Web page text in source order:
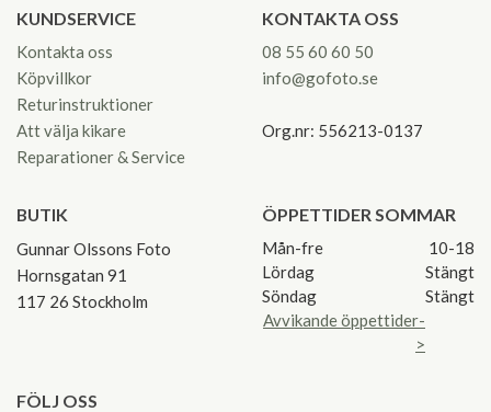
KUNDSERVICE
Kontakta oss
Köpvillkor
Returinstruktioner
Att välja kikare
Reparationer & Service
KONTAKTA OSS
08 55 60 60 50
info@gofoto.se
Org.nr: 556213-0137
BUTIK
Gunnar Olssons Foto
Hornsgatan 91
117 26 Stockholm
ÖPPETTIDER SOMMAR
Mån-fre
10-18
Lördag
Stängt
Söndag
Stängt
Avvikande öppettider-
>
FÖLJ OSS